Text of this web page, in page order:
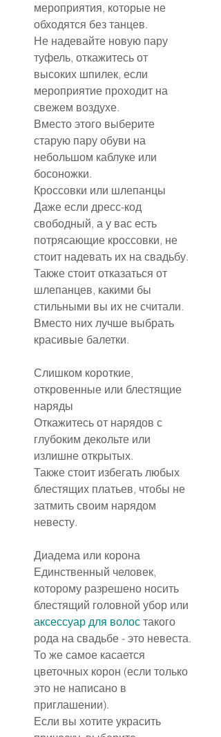
мероприятия, которые не
обходятся без танцев.
Не надевайте новую пару
туфель, откажитесь от
высоких шпилек, если
мероприятие проходит на
свежем воздухе.
Вместо этого выберите
старую пару обуви на
небольшом каблуке или
босоножки.
Кроссовки или шлепанцы
Даже если дресс-код
свободный, а у вас есть
потрясающие кроссовки, не
стоит надевать их на свадьбу.
Также стоит отказаться от
шлепанцев, какими бы
стильными вы их не считали.
Вместо них лучше выбрать
красивые балетки.
Слишком короткие,
откровенные или блестящие
наряды
Откажитесь от нарядов с
глубоким декольте или
излишне открытых.
Также стоит избегать любых
блестящих платьев, чтобы не
затмить своим нарядом
невесту.
Диадема или корона
Единственный человек,
которому разрешено носить
блестящий головной убор или
аксессуар для волос такого
рода на свадьбе - это невеста.
То же самое касается
цветочных корон (если только
это не написано в
приглашении).
Если вы хотите украсить